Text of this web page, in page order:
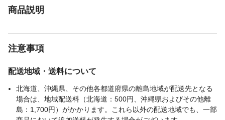
商品説明
注意事項
配送地域・送料について
北海道、沖縄県、その他各都道府県の離島地域が配送先となる
場合は、地域配送料（北海道：500円、沖縄県およびその他離
島：1,700円）がかかります。これら以外の配送地域でも、一部